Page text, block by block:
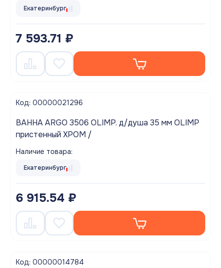
Екатеринбург
7 593.71 ₽
Код: 00000021296
ВАННА ARGO 3506 OLIMP. д/душа 35 мм OLIMP
пристенный ХРОМ /
Наличие товара:
Екатеринбург
6 915.54 ₽
Код: 00000014784